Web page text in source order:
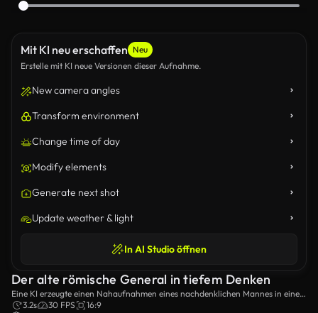
Mit KI neu erschaffen Neu
Erstelle mit KI neue Versionen dieser Aufnahme.
New camera angles
Transform environment
Change time of day
Modify elements
Generate next shot
Update weather & light
In AI Studio öffnen
Der alte römische General in tiefem Denken
Eine KI erzeugte einen Nahaufnahmen eines nachdenklichen Mannes in einem
historischen römischen Militäranzug, der Führung und Kontemplation
3.2s 30 FPS
16:9